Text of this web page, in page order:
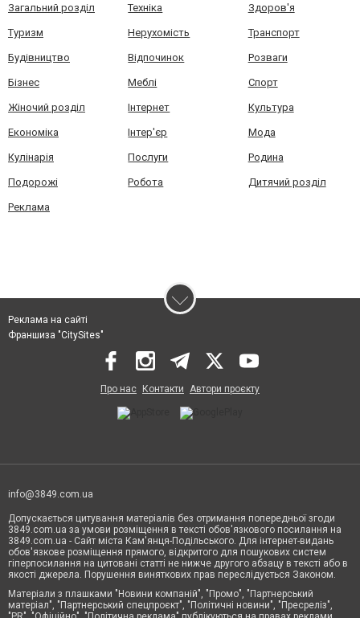
Загальний розділ Техніка Здоров'я
Туризм Нерухомість Транспорт
Будівництво Відпочинок Розваги
Бізнес Меблі Спорт
Жіночий розділ Інтернет Культура
Економіка Інтер'єр Мода
Кулінарія Послуги Родина
Подорожі Робота Дитячий розділ
Реклама
Реклама на сайті
Франшиза "CitySites"
Про нас Контакти Автори проєкту
info@3849.com.ua
Допускається цитування матеріалів без отримання попередньої згоди
3849.com.ua за умови розміщення в тексті обов'язкового посилання на
3849.com.ua - Сайт міста Кам'янця-Подільського. Для інтернет-видань
обов'язкове розміщення прямого, відкритого для пошукових систем
гіперпосилання на цитовані статті не нижче другого абзацу в тексті або в
якості джерела. Порушення виняткових прав переслідується Законом.
Матеріали з плашками "Новини компаній", "Промо", "Партнерський
матеріал", "Партнерський спецпроєкт", "Політичні новини", "Пресреліз",